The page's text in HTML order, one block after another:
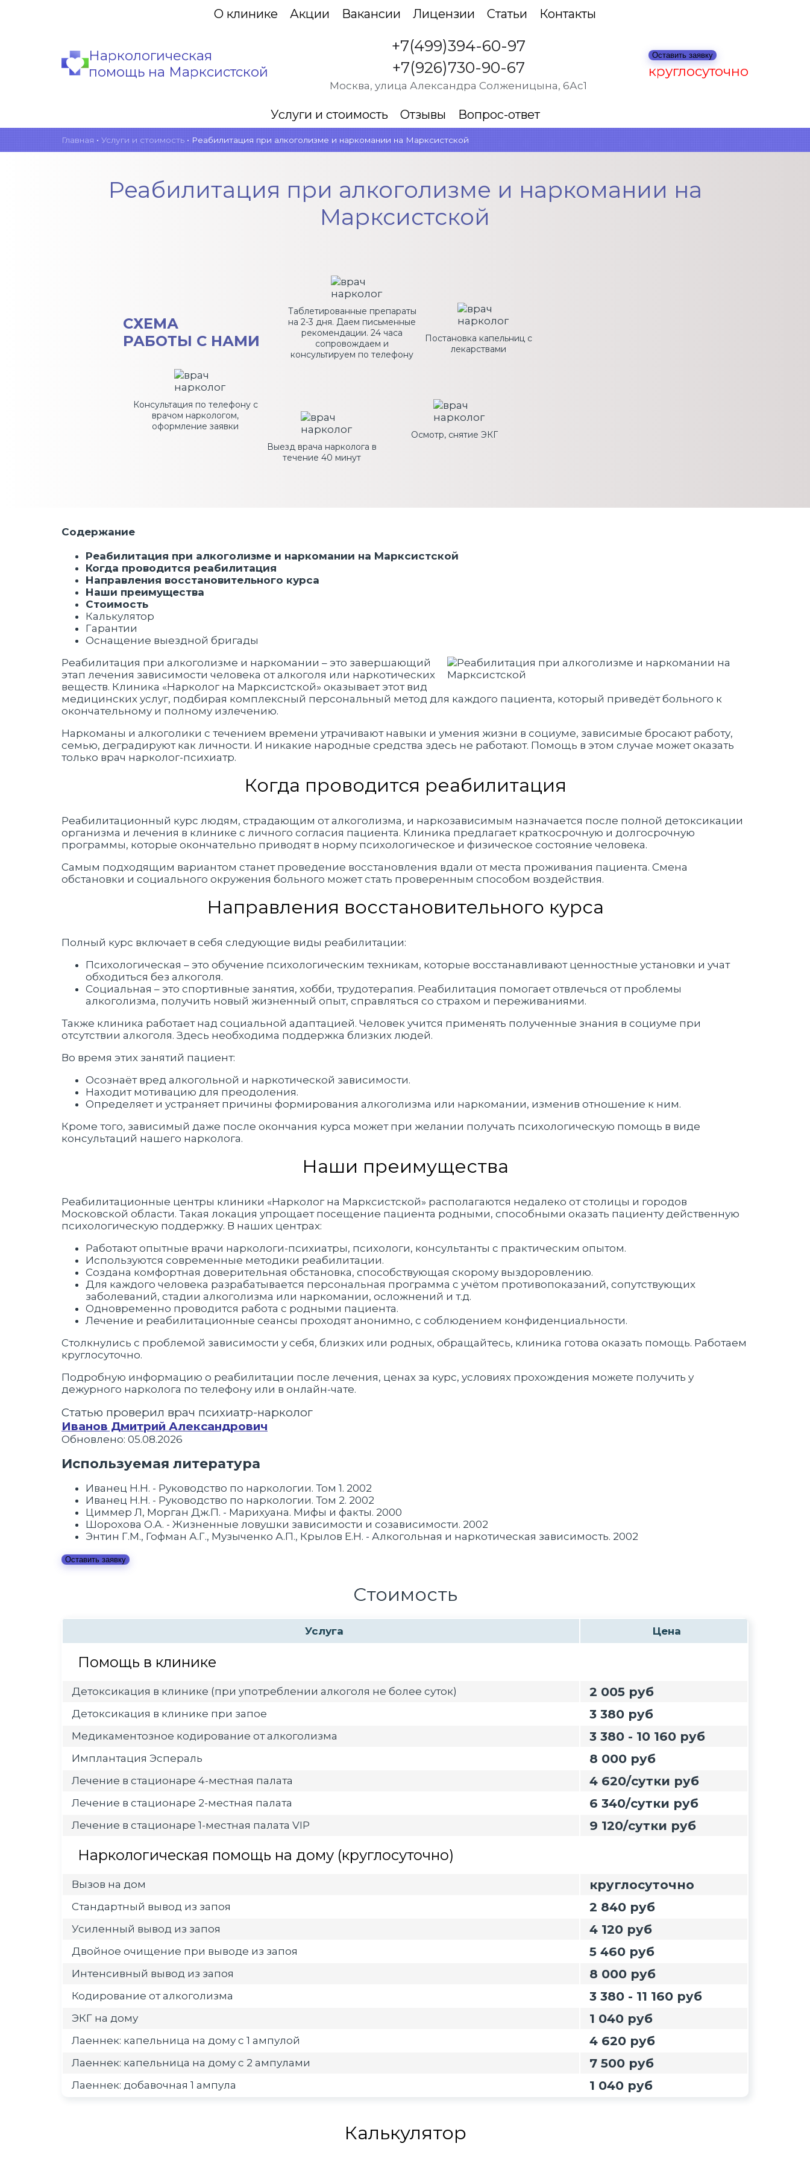
О клинике Акции Вакансии Лицензии Статьи Контакты
Наркологическая
помощь на Марксистской
+7(499)394-60-97
+7(926)730-90-67
Москва, улица Александра Солженицына, 6Ас1
Оставить заявку
круглосуточно
Услуги и стоимость Отзывы Вопрос-ответ
Главная • Услуги и стоимость • Реабилитация при алкоголизме и наркомании на Марксистской
Реабилитация при алкоголизме и наркомании на
Марксистской
СХЕМА
РАБОТЫ С НАМИ
Консультация по телефону с
врачом наркологом,
оформление заявки
Выезд врача нарколога в
течение 40 минут
Осмотр, снятие ЭКГ
Постановка капельниц с
лекарствами
Таблетированные препараты
на 2-3 дня. Даем письменные
рекомендации. 24 часа
сопровождаем и
консультируем по телефону
Содержание
Реабилитация при алкоголизме и наркомании на Марксистской
Когда проводится реабилитация
Направления восстановительного курса
Наши преимущества
Стоимость
Калькулятор
Гарантии
Оснащение выездной бригады
Реабилитация при алкоголизме и наркомании – это завершающий
этап лечения зависимости человека от алкоголя или наркотических
веществ. Клиника «Нарколог на Марксистской» оказывает этот вид
медицинских услуг, подбирая комплексный персональный метод для каждого пациента, который приведёт больного к
окончательному и полному излечению.
Наркоманы и алкоголики с течением времени утрачивают навыки и умения жизни в социуме, зависимые бросают работу,
семью, деградируют как личности. И никакие народные средства здесь не работают. Помощь в этом случае может оказать
только врач нарколог-психиатр.
Когда проводится реабилитация
Реабилитационный курс людям, страдающим от алкоголизма, и наркозависимым назначается после полной детоксикации
организма и лечения в клинике с личного согласия пациента. Клиника предлагает краткосрочную и долгосрочную
программы, которые окончательно приводят в норму психологическое и физическое состояние человека.
Самым подходящим вариантом станет проведение восстановления вдали от места проживания пациента. Смена
обстановки и социального окружения больного может стать проверенным способом воздействия.
Направления восстановительного курса
Полный курс включает в себя следующие виды реабилитации:
Психологическая – это обучение психологическим техникам, которые восстанавливают ценностные установки и учат
обходиться без алкоголя.
Социальная – это спортивные занятия, хобби, трудотерапия. Реабилитация помогает отвлечься от проблемы
алкоголизма, получить новый жизненный опыт, справляться со страхом и переживаниями.
Также клиника работает над социальной адаптацией. Человек учится применять полученные знания в социуме при
отсутствии алкоголя. Здесь необходима поддержка близких людей.
Во время этих занятий пациент:
Осознаёт вред алкогольной и наркотической зависимости.
Находит мотивацию для преодоления.
Определяет и устраняет причины формирования алкоголизма или наркомании, изменив отношение к ним.
Кроме того, зависимый даже после окончания курса может при желании получать психологическую помощь в виде
консультаций нашего нарколога.
Наши преимущества
Реабилитационные центры клиники «Нарколог на Марксистской» располагаются недалеко от столицы и городов
Московской области. Такая локация упрощает посещение пациента родными, способными оказать пациенту действенную
психологическую поддержку. В наших центрах:
Работают опытные врачи наркологи-психиатры, психологи, консультанты с практическим опытом.
Используются современные методики реабилитации.
Создана комфортная доверительная обстановка, способствующая скорому выздоровлению.
Для каждого человека разрабатывается персональная программа с учётом противопоказаний, сопутствующих
заболеваний, стадии алкоголизма или наркомании, осложнений и т.д.
Одновременно проводится работа с родными пациента.
Лечение и реабилитационные сеансы проходят анонимно, с соблюдением конфиденциальности.
Столкнулись с проблемой зависимости у себя, близких или родных, обращайтесь, клиника готова оказать помощь. Работаем
круглосуточно.
Подробную информацию о реабилитации после лечения, ценах за курс, условиях прохождения можете получить у
дежурного нарколога по телефону или в онлайн-чате.
Статью проверил врач психиатр-нарколог
Иванов Дмитрий Александрович
Обновлено: 05.08.2026
Используемая литература
Иванец Н.Н. - Руководство по наркологии. Том 1. 2002
Иванец Н.Н. - Руководство по наркологии. Том 2. 2002
Циммер Л, Морган Дж.П. - Марихуана. Мифы и факты. 2000
Шорохова О.А. - Жизненные ловушки зависимости и созависимости. 2002
Энтин Г.М., Гофман А.Г., Музыченко А.П., Крылов Е.Н. - Алкогольная и наркотическая зависимость. 2002
Оставить заявку
Стоимость
Услуга Цена
Помощь в клинике
Детоксикация в клинике (при употреблении алкоголя не более суток) 2 005 руб
Детоксикация в клинике при запое 3 380 руб
Медикаментозное кодирование от алкоголизма 3 380 - 10 160 руб
Имплантация Эспераль 8 000 руб
Лечение в стационаре 4-местная палата 4 620/сутки руб
Лечение в стационаре 2-местная палата 6 340/сутки руб
Лечение в стационаре 1-местная палата VIP 9 120/сутки руб
Наркологическая помощь на дому (круглосуточно)
Вызов на дом круглосуточно
Стандартный вывод из запоя 2 840 руб
Усиленный вывод из запоя 4 120 руб
Двойное очищение при выводе из запоя 5 460 руб
Интенсивный вывод из запоя 8 000 руб
Кодирование от алкоголизма 3 380 - 11 160 руб
ЭКГ на дому 1 040 руб
Лаеннек: капельница на дому с 1 ампулой 4 620 руб
Лаеннек: капельница на дому с 2 ампулами 7 500 руб
Лаеннек: добавочная 1 ампула 1 040 руб
Калькулятор